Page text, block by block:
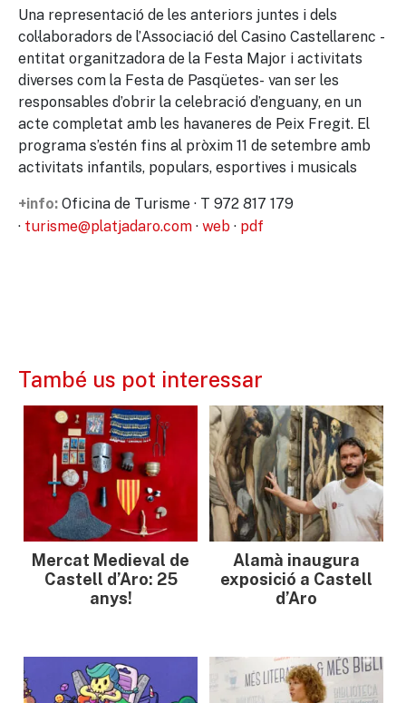
Una representació de les anteriors juntes i dels
col·laboradors de l’Associació del Casino Castellarenc -
entitat organitzadora de la Festa Major i activitats
diverses com la Festa de Pasqüetes- van ser les
responsables d’obrir la celebració d’enguany, en un
acte completat amb les havaneres de Peix Fregit. El
programa s’estén fins al pròxim 11 de setembre amb
activitats infantils, populars, esportives i musicals
+info: Oficina de Turisme · T 972 817 179
· turisme@platjadaro.com · web · pdf
També us pot interessar
Mercat Medieval de
Castell d’Aro: 25
anys!
Alamà inaugura
exposició a Castell
d’Aro